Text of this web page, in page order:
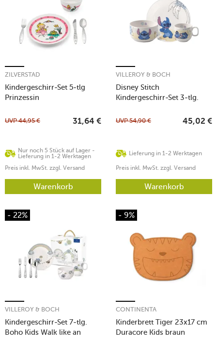
Kindergeschirr-Set 5-tlg
Prinzessin
ZILVERSTAD
Nur noch 5 Stück auf Lager -
Lieferung in 1-2 Werktagen
UVP44,95 € 31,64 €
Preis inkl. MwSt. zzgl. Versand
Warenkorb
Disney Stitch
Kindergeschirr-Set 3-tlg.
VILLEROY & BOCH
Lieferung in 1-2 Werktagen
UVP54,90 € 45,02 €
Preis inkl. MwSt. zzgl. Versand
Warenkorb
- 22%
Kindergeschirr-Set 7-tlg.
Boho Kids Walk like an
VILLEROY & BOCH
- 9%
Kinderbrett Tiger 23x17 cm
Duracore Kids braun
CONTINENTA